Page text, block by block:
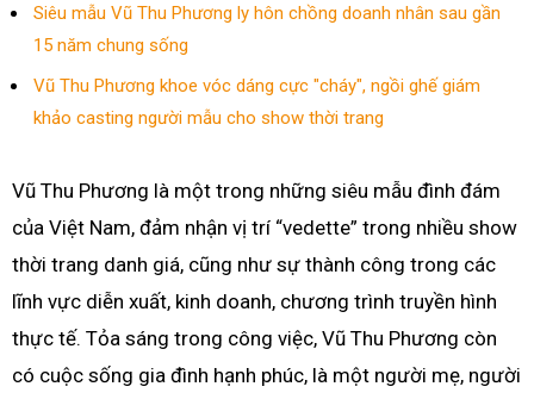
Siêu mẫu Vũ Thu Phương ly hôn chồng doanh nhân sau gần
15 năm chung sống
Vũ Thu Phương khoe vóc dáng cực "cháy", ngồi ghế giám
khảo casting người mẫu cho show thời trang
Vũ Thu Phương là một trong những siêu mẫu đình đám
của Việt Nam, đảm nhận vị trí “vedette” trong nhiều show
thời trang danh giá, cũng như sự thành công trong các
lĩnh vực diễn xuất, kinh doanh, chương trình truyền hình
thực tế. Tỏa sáng trong công việc, Vũ Thu Phương còn
có cuộc sống gia đình hạnh phúc, là một người mẹ, người